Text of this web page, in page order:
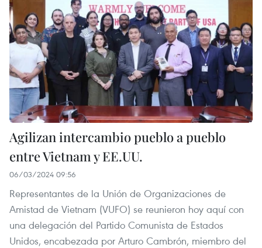
Agilizan intercambio pueblo a pueblo
entre Vietnam y EE.UU.
06/03/2024 09:56
Representantes de la Unión de Organizaciones de
Amistad de Vietnam (VUFO) se reunieron hoy aquí con
una delegación del Partido Comunista de Estados
Unidos, encabezada por Arturo Cambrón, miembro del